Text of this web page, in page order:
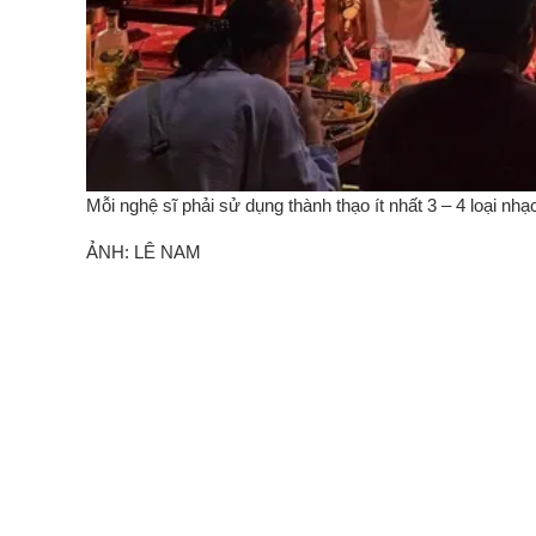
Mỗi nghệ sĩ phải sử dụng thành thạo ít nhất 3 – 4 loại
ẢNH: LÊ NAM